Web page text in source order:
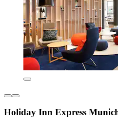
Holiday Inn Express